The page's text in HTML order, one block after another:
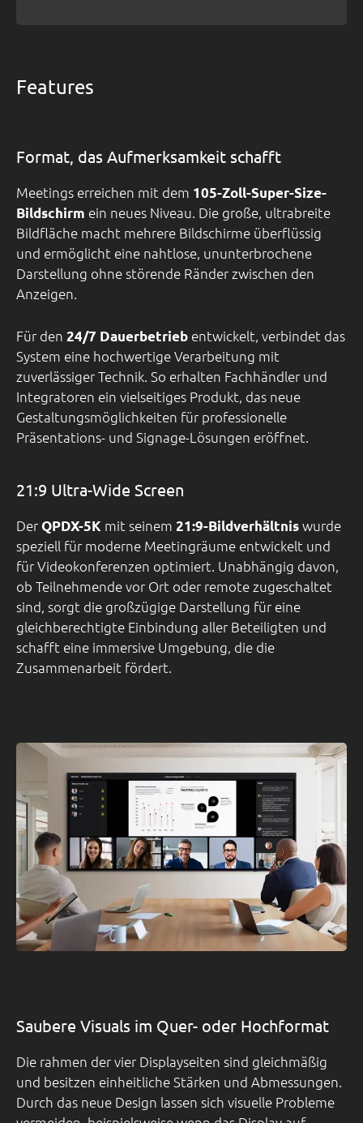
Features
Format, das Aufmerksamkeit schafft
Meetings erreichen mit dem 105-Zoll-Super-Size-
Bildschirm ein neues Niveau. Die große, ultrabreite
Bildfläche macht mehrere Bildschirme überflüssig
und ermöglicht eine nahtlose, ununterbrochene
Darstellung ohne störende Ränder zwischen den
Anzeigen.
Für den 24/7 Dauerbetrieb entwickelt, verbindet das
System eine hochwertige Verarbeitung mit
zuverlässiger Technik. So erhalten Fachhändler und
Integratoren ein vielseitiges Produkt, das neue
Gestaltungsmöglichkeiten für professionelle
Präsentations- und Signage-Lösungen eröffnet.
21:9 Ultra-Wide Screen
DerQPDX-5K mit seinem 21:9-Bildverhältniswurde
speziell für moderne Meetingräume entwickelt und
für Videokonferenzen optimiert. Unabhängig davon,
ob Teilnehmende vor Ort oder remote zugeschaltet
sind, sorgt die großzügige Darstellung für eine
gleichberechtigte Einbindung aller Beteiligten und
schafft eine immersive Umgebung, die die
Zusammenarbeit fördert.
Saubere Visuals im Quer- oder Hochformat
Die rahmen der vier Displayseiten sind gleichmäßig
und besitzen einheitliche Stärken und Abmessungen.
Durch das neue Design lassen sich visuelle Probleme